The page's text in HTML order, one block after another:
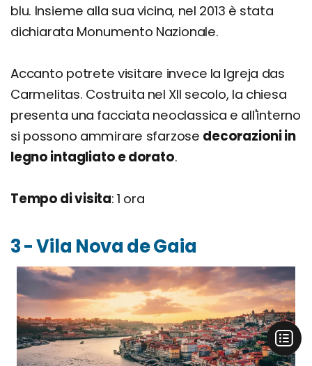
blu. Insieme alla sua vicina, nel 2013 è stata
dichiarata Monumento Nazionale.
Accanto potrete visitare invece la Igreja das
Carmelitas. Costruita nel XII secolo, la chiesa
presenta una facciata neoclassica e all'interno
si possono ammirare sfarzose decorazioni in
legno intagliato e dorato.
Tempo di visita: 1 ora
3 - Vila Nova de Gaia